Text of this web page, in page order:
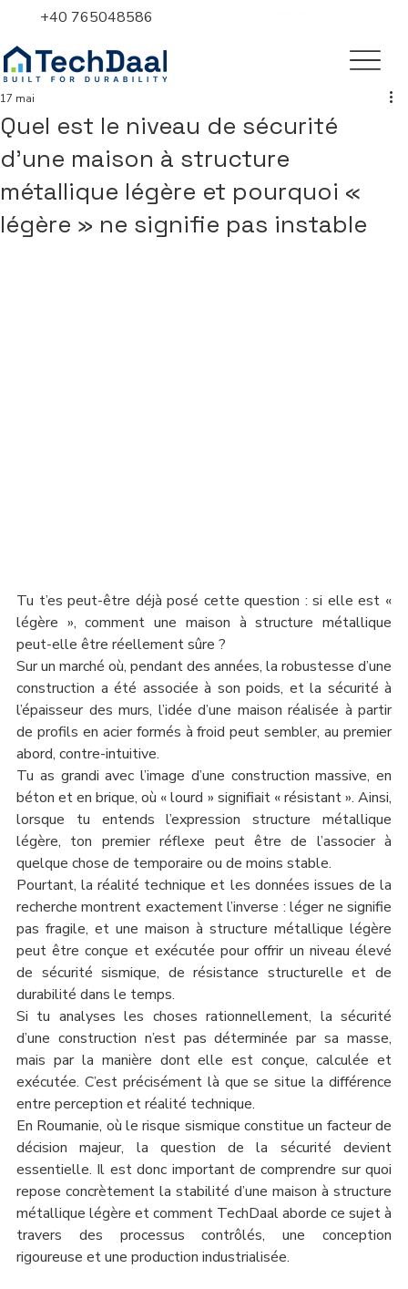
+40 765048586
Quel est le niveau de sécurité
d’une maison à structure
métallique légère et pourquoi «
légère » ne signifie pas instable
17 mai
Tu t’es peut-être déjà posé cette question : si elle est «
légère », comment une maison à structure métallique
peut-elle être réellement sûre ?
Sur un marché où, pendant des années, la robustesse d’une
construction a été associée à son poids, et la sécurité à
l’épaisseur des murs, l’idée d’une maison réalisée à partir
de profils en acier formés à froid peut sembler, au premier
abord, contre-intuitive.
Tu as grandi avec l’image d’une construction massive, en
béton et en brique, où « lourd » signifiait « résistant ». Ainsi,
lorsque tu entends l’expression structure métallique
légère, ton premier réflexe peut être de l’associer à
quelque chose de temporaire ou de moins stable.
Pourtant, la réalité technique et les données issues de la
recherche montrent exactement l’inverse : léger ne signifie
pas fragile, et une maison à structure métallique légère
peut être conçue et exécutée pour offrir un niveau élevé
de sécurité sismique, de résistance structurelle et de
durabilité dans le temps.
Si tu analyses les choses rationnellement, la sécurité
d’une construction n’est pas déterminée par sa masse,
mais par la manière dont elle est conçue, calculée et
exécutée. C’est précisément là que se situe la différence
entre perception et réalité technique.
En Roumanie, où le risque sismique constitue un facteur de
décision majeur, la question de la sécurité devient
essentielle. Il est donc important de comprendre sur quoi
repose concrètement la stabilité d’une maison à structure
métallique légère et comment TechDaal aborde ce sujet à
travers des processus contrôlés, une conception
rigoureuse et une production industrialisée.